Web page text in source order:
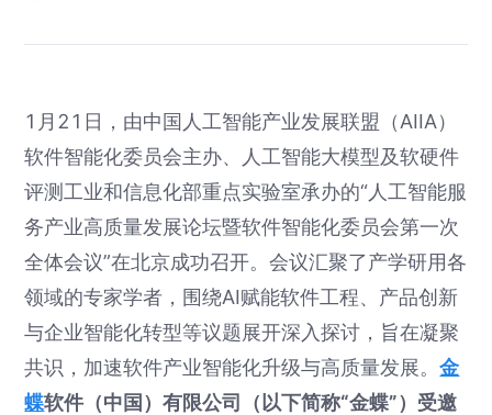
1月21日，由中国人工智能产业发展联盟（AIIA）
软件智能化委员会主办、人工智能大模型及软硬件
评测工业和信息化部重点实验室承办的“人工智能服
务产业高质量发展论坛暨软件智能化委员会第一次
全体会议”在北京成功召开。会议汇聚了产学研用各
领域的专家学者，围绕AI赋能软件工程、产品创新
与企业智能化转型等议题展开深入探讨，旨在凝聚
共识，加速软件产业智能化升级与高质量发展。金
蝶软件（中国）有限公司（以下简称“金蝶”）受邀